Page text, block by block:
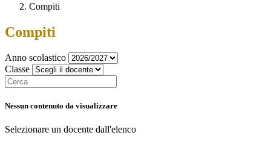
Compiti
Compiti
Anno scolastico
Classe
Nessun contenuto da visualizzare
Selezionare un docente dall'elenco